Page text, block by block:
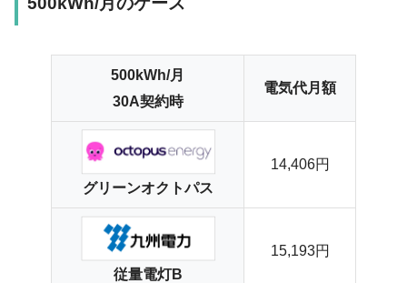
500kWh/月
30A契約時
電気代月額
グリーンオクトパス
14,406円
従量電灯B
15,193円